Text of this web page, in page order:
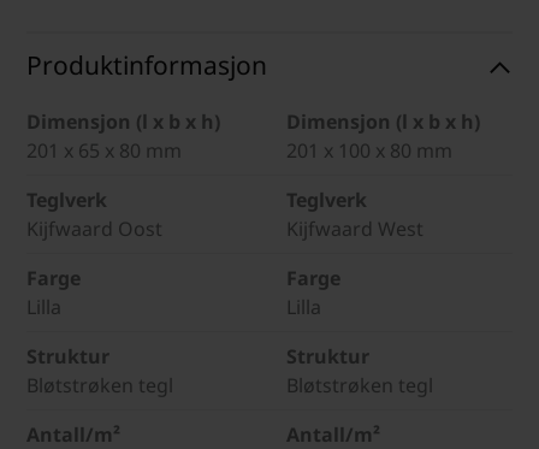
Produktinformasjon
Dimensjon (l x b x h)
201 x 65 x 80 mm
Dimensjon (l x b x h)
201 x 100 x 80 mm
Teglverk
Kijfwaard Oost
Teglverk
Kijfwaard West
Farge
Lilla
Farge
Lilla
Struktur
Bløtstrøken tegl
Struktur
Bløtstrøken tegl
Antall/m²
Antall/m²